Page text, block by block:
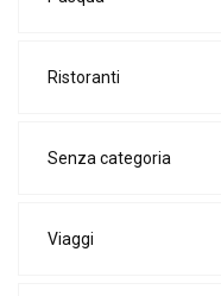
Ristoranti
Senza categoria
Viaggi